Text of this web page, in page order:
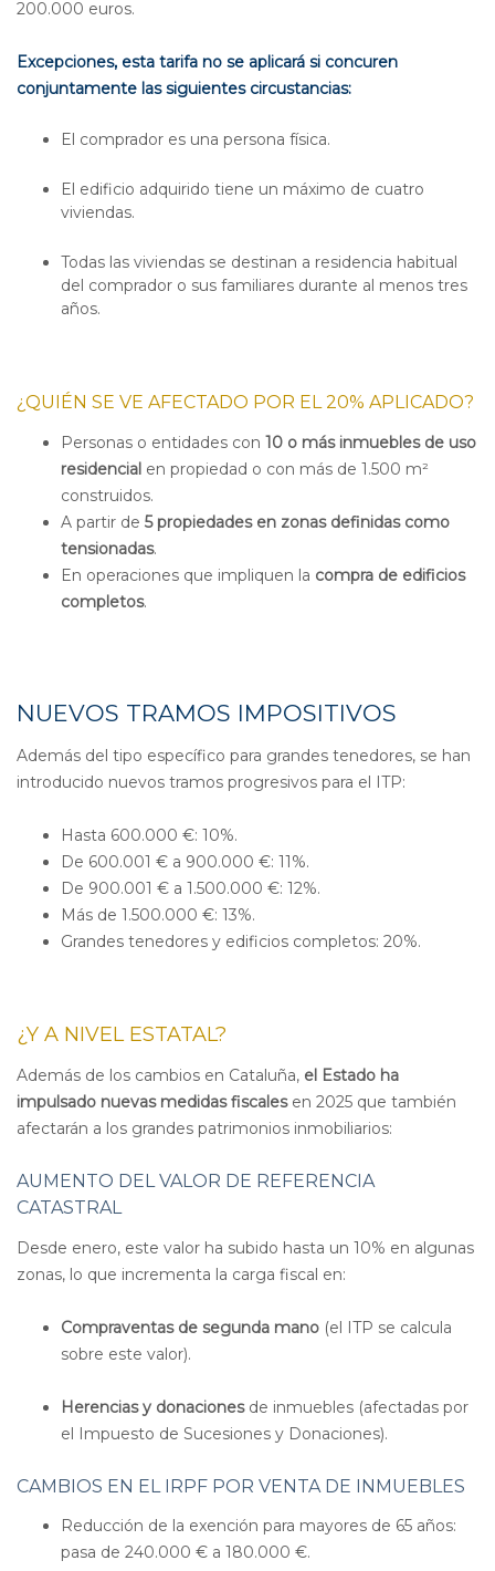
200.000 euros.
Excepciones, esta tarifa no se aplicará si concuren
conjuntamente las siguientes circustancias:
El comprador es una persona física.
El edificio adquirido tiene un máximo de cuatro
viviendas.
Todas las viviendas se destinan a residencia habitual
del comprador o sus familiares durante al menos tres
años.
¿QUIÉN SE VE AFECTADO POR EL 20% APLICADO?
Personas o entidades con 10 o más inmuebles de uso
residencial en propiedad o con más de 1.500 m²
construidos.
A partir de 5 propiedades en zonas definidas como
tensionadas.
En operaciones que impliquen la compra de edificios
completos.
NUEVOS TRAMOS IMPOSITIVOS
Además del tipo específico para grandes tenedores, se han
introducido nuevos tramos progresivos para el ITP:
Hasta 600.000 €: 10%.
De 600.001 € a 900.000 €: 11%.
De 900.001 € a 1.500.000 €: 12%.
Más de 1.500.000 €: 13%.
Grandes tenedores y edificios completos: 20%.
¿Y A NIVEL ESTATAL?
Además de los cambios en Cataluña, el Estado ha
impulsado nuevas medidas fiscalesen 2025 que también
afectarán a los grandes patrimonios inmobiliarios:
AUMENTO DEL VALOR DE REFERENCIA
CATASTRAL
Desde enero, este valor ha subido hasta un 10% en algunas
zonas, lo que incrementa la carga fiscal en:
Compraventas de segunda mano (el ITP se calcula
sobre este valor).
Herencias y donacionesde inmuebles (afectadas por
el Impuesto de Sucesiones y Donaciones).
CAMBIOS EN EL IRPF POR VENTA DE INMUEBLES
Reducción de la exención para mayores de 65 años:
pasa de 240.000 € a 180.000 €.